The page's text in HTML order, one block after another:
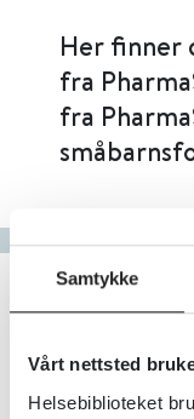
Samtykke
Vårt nettsted
Helsebiblioteket
Her finner
fra
fra
Gå til
Filter